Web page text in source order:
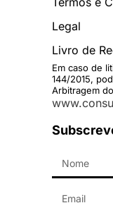
Legal
Livro de
Em caso de
144/2015,
Arbitragem